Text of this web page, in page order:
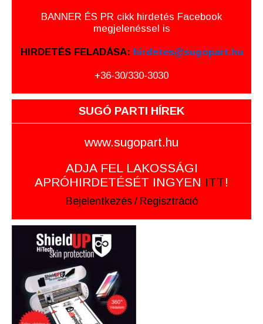
BANNER ÉS PR cikk hirdetés Facebook
megjelenéssel is
HIRDETÉS FELADÁSA: hirdetes@sugopart.hu
+36-30/330-3030
SUGÓ PARTI HÍREK
www.sugopart.hu
ADJA FEL LAKOSSÁGI
APRÓHIRDETÉSÉT INGYEN ITT!
Bejelentkezés / Regisztráció